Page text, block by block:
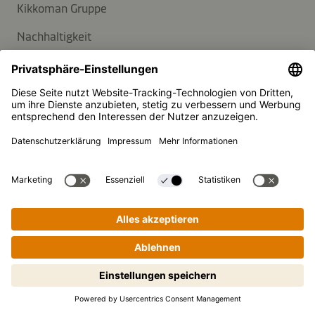
Schritt-für-Schritt-Kochen leicht
gemacht! Zum Starten antippen.
Kikkoman Gruppe
Nachhaltigkeit
KUNDENSERVICE
FAQ
Kontakt
Kikkoman ist ein eingetragenes Warenzeichen der Kikkoman
Corporation, Japan.
© Kikkoman Trading Europe GmbH 2023 – 2026
Theodorstraße 180, 40472 Düsseldorf, Germany
Eingetragen beim AG Düsseldorf: HRB 35856